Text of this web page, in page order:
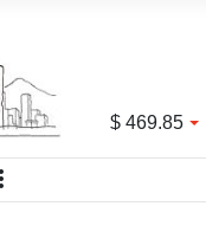
$469.85